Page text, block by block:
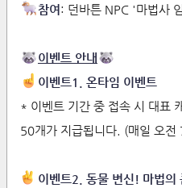
참여 : 던바튼 NPC '마법사
이벤트 안내
이벤트1. 온타임 이벤트
* 이벤트 기간 중 접속 시 대표
50개가 지급됩니다. (매일 오전
이벤트2. 동물 변신! 마법의